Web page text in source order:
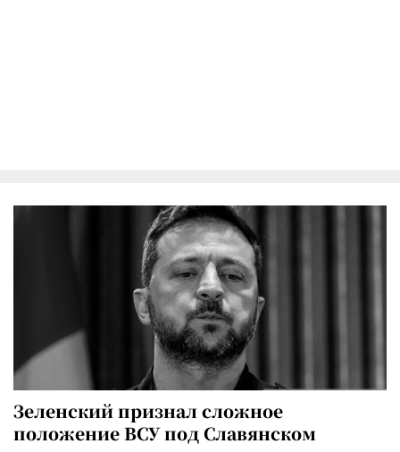
Зеленский признал сложное
положение ВСУ под Славянском